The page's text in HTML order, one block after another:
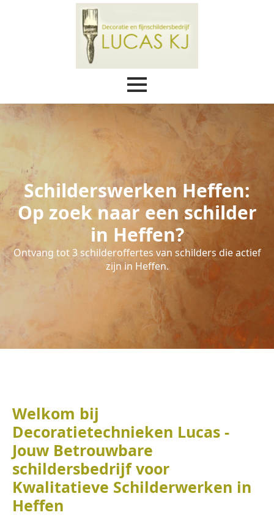
Schilderswerken Heffen:
Op zoek naar een schilder
in Heffen?
Ontvang tot 3 schilderoffertes van schilders die actief
zijn in Heffen.
Welkom bij
Decoratietechnieken Lucas -
Jouw Betrouwbare
schildersbedrijf voor
Kwalitatieve Schilderwerken in
Heffen